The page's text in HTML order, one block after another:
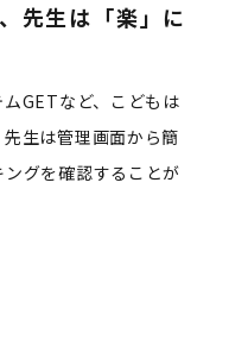
先生は「楽」に
GETなど、こどもは
生は管理画面から簡
グを確認することが